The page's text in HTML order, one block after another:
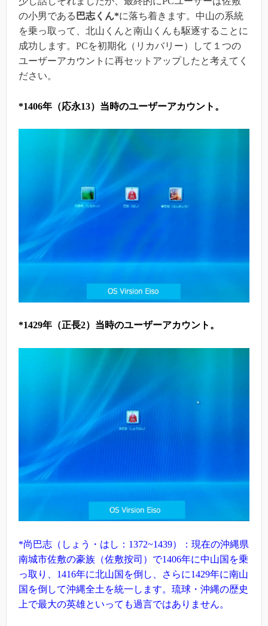
の小男である 巴志くん*に落ち着きます。中山の系統
を乗っ取って、北山くんと南山くんも駆逐することに
成功します。PCを初期化（リカバリー）して１つの
ユーザーアカウントに再セットアップしたと考えてく
ださい。
*1406年（応永13）当時のユーザーアカウント。
*1429年（正長2）当時のユーザーアカウント。
*尚巴志（しょう・はし：1372~1439）：現在の沖縄県
南城市佐敷の豪族（佐敷按司）で1406年に中山国を乗
っ取り、1416年に北山国を倒し、さらに1429年に南山
国を倒して沖縄全土を統一します。琉球・沖縄の歴史
上で最大の英雄といっても過言ではありません。